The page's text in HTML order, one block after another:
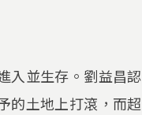
入並生存。劉益昌認
的土地上打滾，而超